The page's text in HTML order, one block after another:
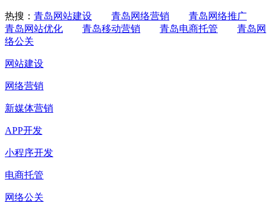
热搜： 青岛网站建设 青岛网络营销
青岛网络推广
青岛网站优化
青岛移动营销 青岛电商托管
青岛网
络公关
网站建设
网络营销
新媒体营销
APP开发
小程序开发
电商托管
网络公关